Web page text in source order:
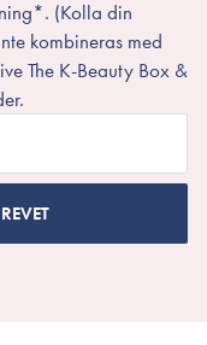
(Kolla din
kombineras med
The K-Beauty Box &